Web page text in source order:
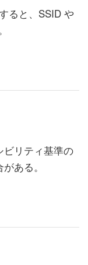
ると、SSID や
ビリティ基準の
ある。